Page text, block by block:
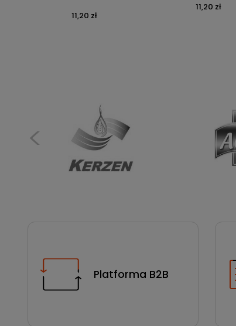
Cena
11,20 zł
Cena
11,20 zł
Platforma B2B